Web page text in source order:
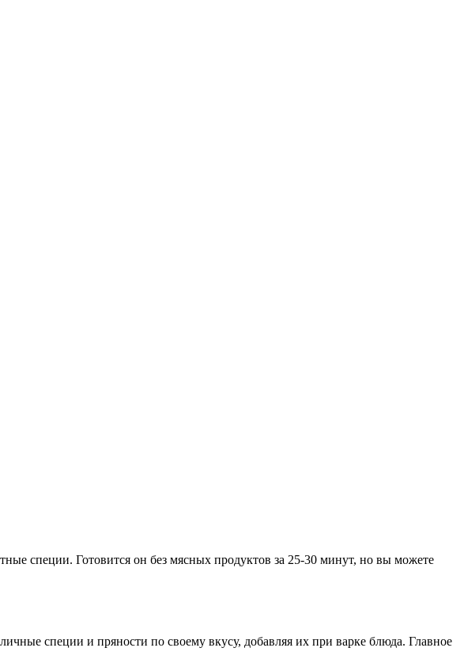
специи. Готовится он без мясных продуктов за 25-30 минут, но вы можете
специи и пряности по своему вкусу, добавляя их при варке блюда. Главное